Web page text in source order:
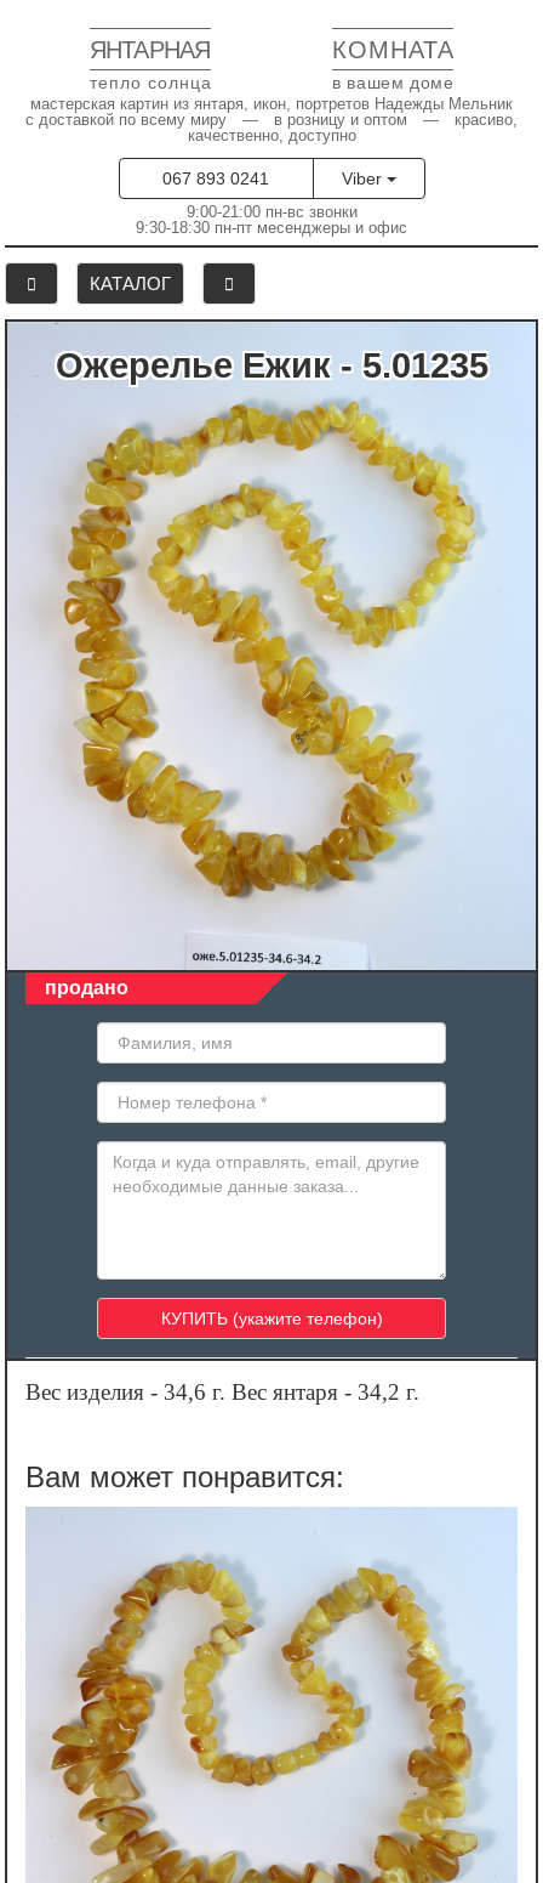
ЯНТАРНАЯ КОМНАТА
тепло солнца в вашем доме
мастерская картин из янтаря, икон, портретов Надежды Мельник
с доставкой по всему миру — в розницу и оптом — красиво,
качественно, доступно
067 893 0241 Viber
9:00-21:00 пн-вс звонки
9:30-18:30 пн-пт месенджеры и офис
КАТАЛОГ
Ожерелье Ежик - 5.01235
продано
Вес изделия - 34,6 г. Вес янтаря - 34,2 г.